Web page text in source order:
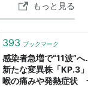
に合ったテー
🐏 🎧今夜の
もっと見る
393 ブックマーク
感染者急増で“11波”
新たな変異株「KP.3
喉の痛みや発熱症状